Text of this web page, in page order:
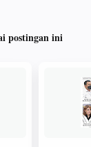
postingan ini